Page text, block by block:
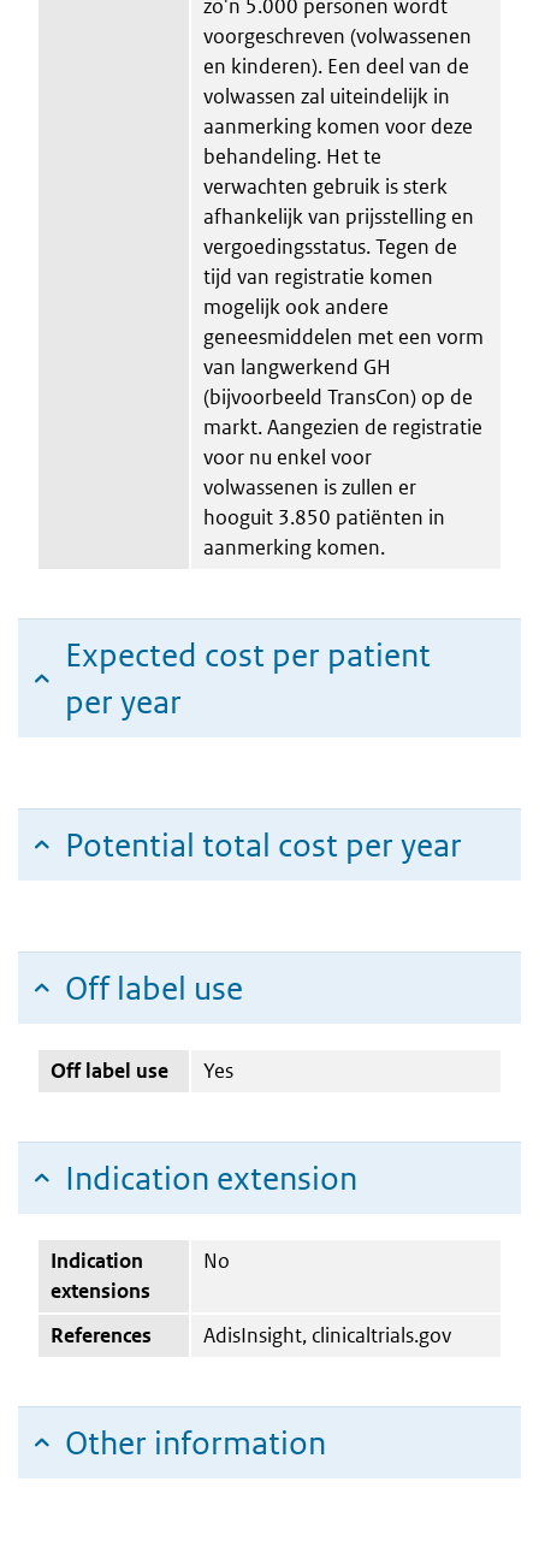
zo'n 5.000 personen wordt
voorgeschreven (volwassenen
en kinderen). Een deel van de
volwassen zal uiteindelijk in
aanmerking komen voor deze
behandeling. Het te
verwachten gebruik is sterk
afhankelijk van prijsstelling en
vergoedingsstatus. Tegen de
tijd van registratie komen
mogelijk ook andere
geneesmiddelen met een vorm
van langwerkend GH
(bijvoorbeeld TransCon) op de
markt. Aangezien de registratie
voor nu enkel voor
volwassenen is zullen er
hooguit 3.850 patiënten in
aanmerking komen.
Expected cost per patient
per year
Potential total cost per year
Off label use
Off label use Yes
Indication extension
Indication
extensions
No
References AdisInsight, clinicaltrials.gov
Other information